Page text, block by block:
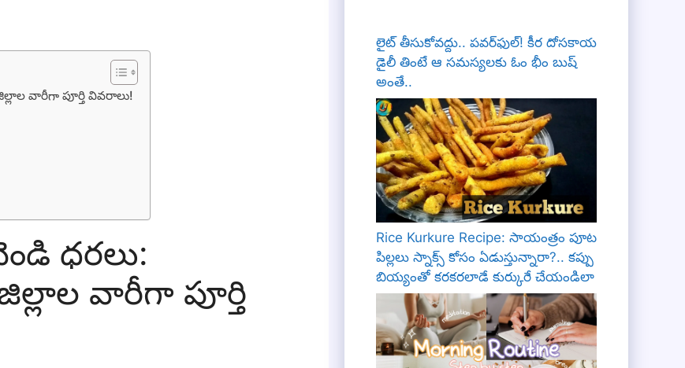
వారీగా పూర్తి వివరాలు!
ధరలు:
వారీగా పూర్తి
లైట్ తీసుకోవద్దు.. పవర్‌ఫుల్! కీర దోసకాయ
డైలీ తింటే ఆ సమస్యలకు ఓం భీం బుష్
అంతే..
Rice Kurkure Recipe: సాయంత్రం పూట
పిల్లలు స్నాక్స్ కోసం ఏడుస్తున్నారా?.. కప్పు
బియ్యంతో కరకరలాడే కుర్కురే చేయండిలా